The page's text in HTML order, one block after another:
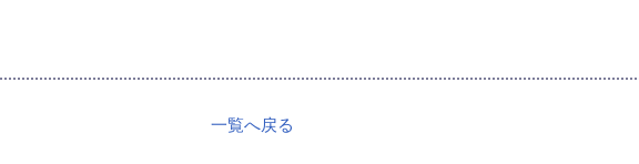
一覧へ戻る